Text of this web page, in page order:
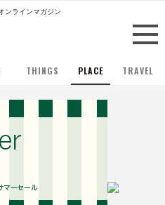
ンラインマガジン
THINGS PLACE TRAVEL